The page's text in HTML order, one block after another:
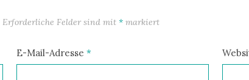
Erforderliche Felder sind mit * markiert
E-Mail-Adresse*